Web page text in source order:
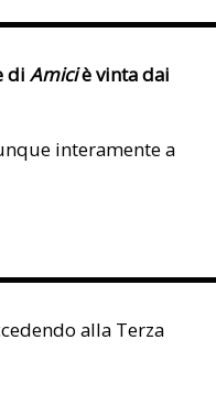
diAmiciè vinta dai
interamente a
alla Terza